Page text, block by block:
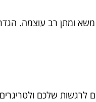
משא ומתן רב עוצמה.
לרגשות שלכם